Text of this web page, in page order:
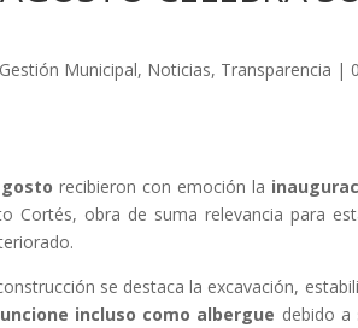
Gestión Municipal, Noticias, Transparencia |
recibieron con emoción la
Cortés, obra de suma relevancia para
se destaca la excavación,
incluso como albergue debido a